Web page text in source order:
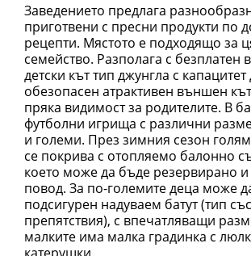
Заведението предлага
приготвени с пресни продукти по
рецепти. Мястото е подходящо за
семейство. Разполага с безплатен
детски кът тип джунгла с
обезопасен атрактивен външен
пряка видимост за родителите. В
футболни игрища с различни
и големи. През зимния сезон
се покрива с отопляемо балонно
което може да бъде резервирано и
повод. За по-големите деца може
подсигурен надуваем батут (тип
препятствия), с впечатляващи
малките има малка градинка с